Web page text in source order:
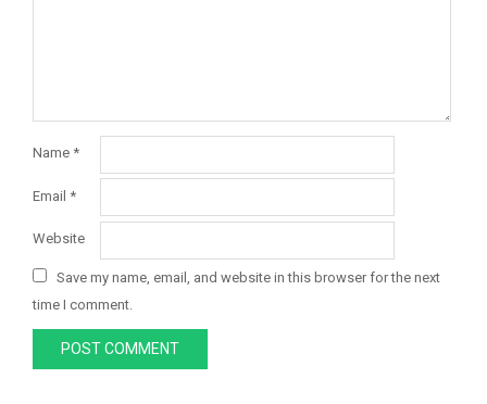
Name *
Email *
Website
Save my name, email, and website in this browser for the next
time I comment.